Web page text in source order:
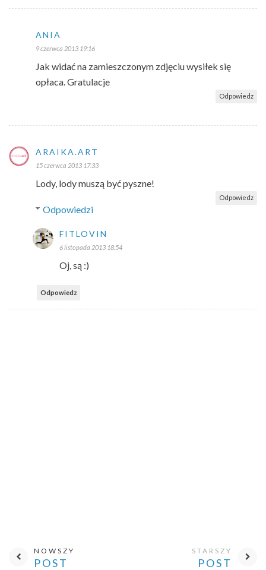
ANIA
9 czerwca 2013 19:16
Jak widać na zamieszczonym zdjęciu wysiłek się
opłaca. Gratulacje
Odpowiedz
ARAIKA.ART
15 czerwca 2013 17:33
Lody, lody muszą być pyszne!
Odpowiedz
Odpowiedzi
FITLOVIN
6 listopada 2013 18:54
Oj, są :)
Odpowiedz
NOWSZY
POST
STARSZY
POST